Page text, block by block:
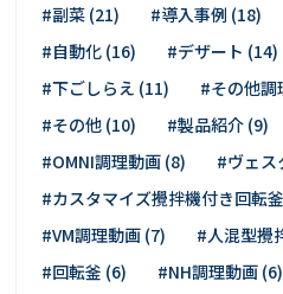
#副菜 (21)
#導入事例 (18)
#自動化 (16)
#デザート (14)
#下ごしらえ (11)
#その他調
#その他 (10)
#製品紹介 (9)
#OMNI調理動画 (8)
#ヴェス
#カスタマイズ攪拌機付き回転
#VM調理動画 (7)
#人混型攪
#回転釜 (6)
#NH調理動画 (6)